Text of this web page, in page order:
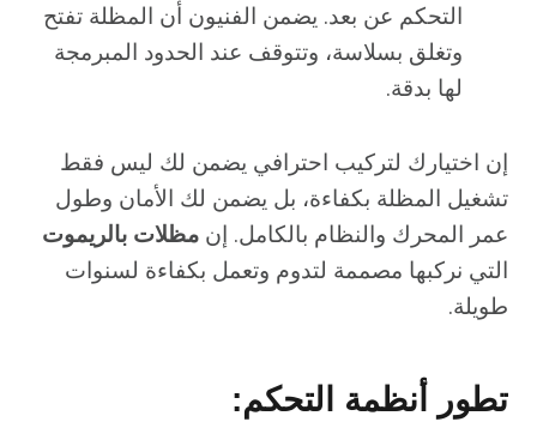
التحكم عن بعد. يضمن الفنيون أن المظلة تفتح
وتغلق بسلاسة، وتتوقف عند الحدود المبرمجة
لها بدقة.
إن اختيارك لتركيب احترافي يضمن لك ليس فقط
تشغيل المظلة بكفاءة، بل يضمن لك الأمان وطول
عمر المحرك والنظام بالكامل. إن مظلات بالريموت
التي نركبها مصممة لتدوم وتعمل بكفاءة لسنوات
طويلة.
تطور أنظمة التحكم: